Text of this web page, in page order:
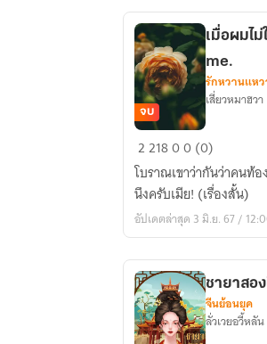
เมื่อ
ผม
ไม่
ให้
เมีย
น้ำ
เย็น#And
then
she's
จบ
เมื่อผมไ
me.
รักหวานแห
เสี่ยวหมาฮวา
221800 (0)
โบราณเขาว่ากันว่าคนท้
นึงครับเมีย! (เรื่องสั้น)
อัปเดตล่าสุด 3 มิ.ย. 67 /
ชายาสอ
จีนย้อนยุค
ลั่วเวยอวี้หลัน